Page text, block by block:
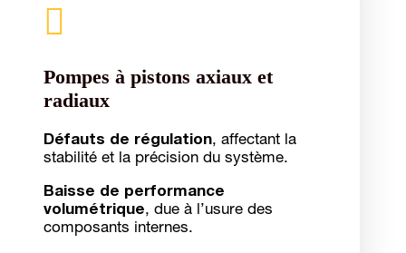

Pompes à pistons axiaux et
radiaux
Défauts de régulation, affectant la
stabilité et la précision du système.
Baisse de performance
volumétrique, due à l’usure des
composants internes.